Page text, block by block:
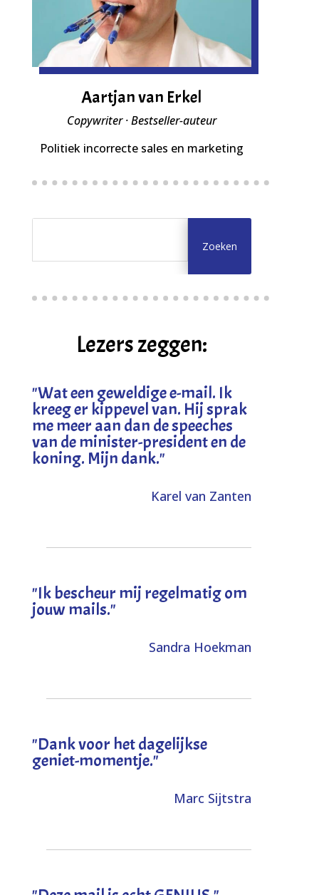
Aartjan van Erkel
Copywriter · Bestseller-auteur
Politiek incorrecte sales en marketing
Lezers zeggen:
"Wat een geweldige e-mail. Ik
kreeg er kippevel van. Hij sprak
me meer aan dan de speeches
van de minister-president en de
koning. Mijn dank."
Karel van Zanten
"Ik bescheur mij regelmatig om
jouw mails."
Sandra Hoekman
"Dank voor het dagelijkse
geniet-momentje."
Marc Sijtstra